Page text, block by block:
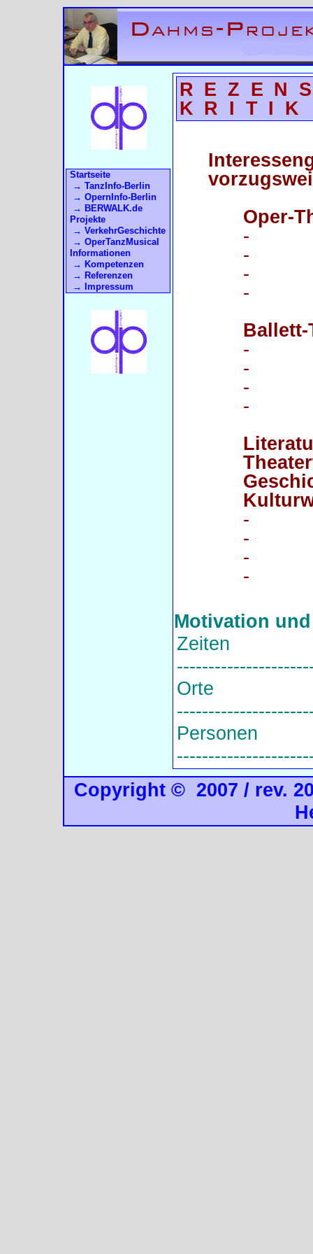
Startseite
→ TanzInfo-Berlin
→ OpernInfo-Berlin
→ BERWALK.de
Projekte
→ VerkehrGeschichte
→ OperTanzMusical
Informationen
→ Kompetenzen
→ Referenzen
→ Impressum
KRITIK
Oper-
-
-
-
-
Ballett-
-
-
-
-
-
-
-
-
Motivation
Zeiten
Orte
Personen
Copyright © 2007 / rev.